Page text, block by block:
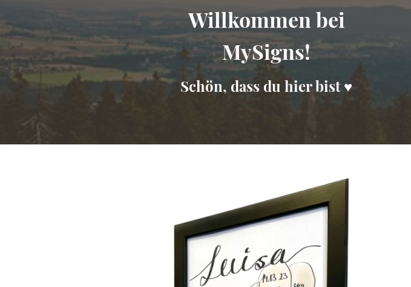
Willkommen bei
MySigns!
Schön, dass du hier bist ♥